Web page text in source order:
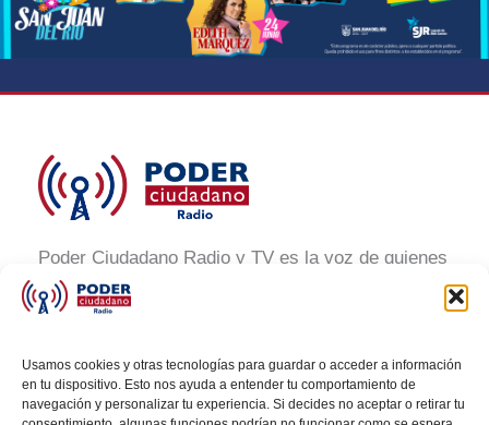
Usamos cookies y otras tecnologías para guardar o acceder a información
en tu dispositivo. Esto nos ayuda a entender tu comportamiento de
navegación y personalizar tu experiencia. Si decides no aceptar o retirar tu
Poder Ciudadano Radio y TV es la voz de quienes
buscan un México informado y participativo.
Nuestro compromiso es conectar con la
transformación social a través de noticias claras,
veraces y al alcance de todos.